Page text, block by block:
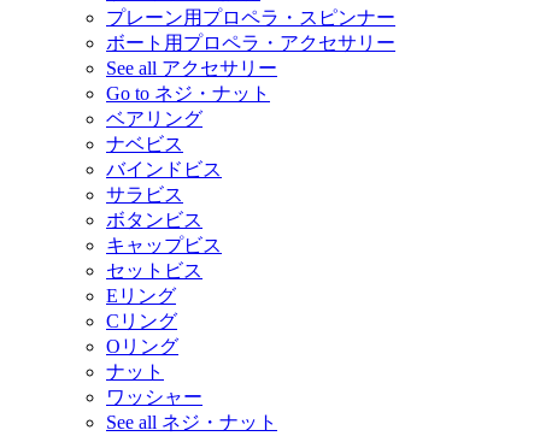
プレーン用プロペラ・スピンナー
ボート用プロペラ・アクセサリー
See all アクセサリー
Go to ネジ・ナット
ベアリング
ナベビス
バインドビス
サラビス
ボタンビス
キャップビス
セットビス
Eリング
Cリング
Oリング
ナット
ワッシャー
See all ネジ・ナット